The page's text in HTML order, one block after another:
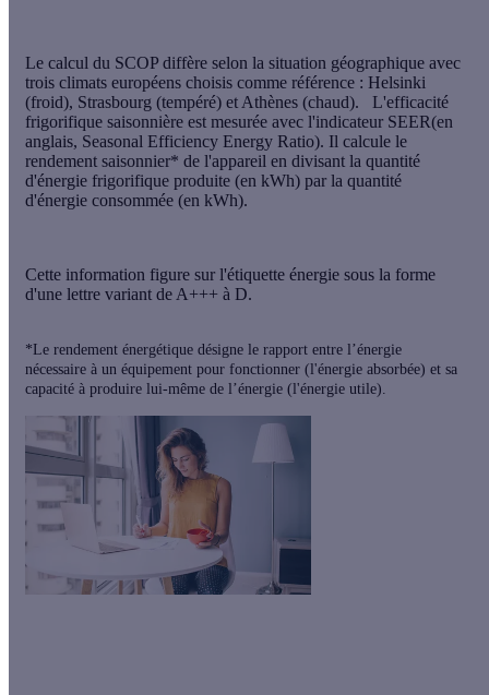
Le calcul du SCOP diffère selon la situation géographique avec
trois climats européens choisis comme référence : Helsinki
(froid), Strasbourg (tempéré) et Athènes (chaud). L'efficacité
frigorifique saisonnière est mesurée avec l'indicateur SEER(en
anglais, Seasonal Efficiency Energy Ratio). Il calcule le
rendement saisonnier* de l'appareil en divisant la quantité
d'énergie frigorifique produite (en kWh) par la quantité
d'énergie consommée (en kWh).
Cette information figure sur l'étiquette énergie sous la forme
d'une lettre variant de A+++ à D.
*Le rendement énergétique désigne le rapport entre l’énergie
nécessaire à un équipement pour fonctionner (l'énergie absorbée) et sa
capacité à produire lui-même de l’énergie (l'énergie utile).